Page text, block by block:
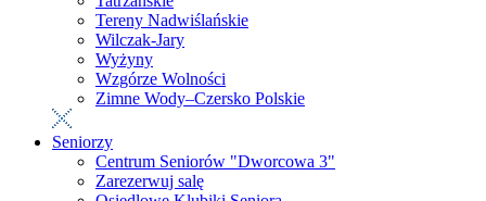
Tereny Nadwiślańskie
Wilczak-Jary
Wyżyny
Wzgórze Wolności
Zimne Wody–Czersko Polskie
Seniorzy
Centrum Seniorów "Dworcowa 3"
Zarezerwuj salę